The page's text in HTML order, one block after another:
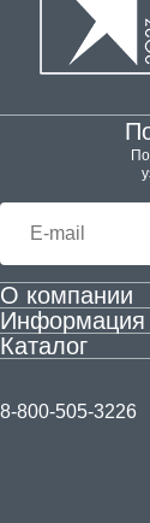
О компании
Производство
Контактная
Акции
Информация
Гарантия и
Согласие на
Согласие на
Каталог
Одежда
Товары для
8-800-505-3226